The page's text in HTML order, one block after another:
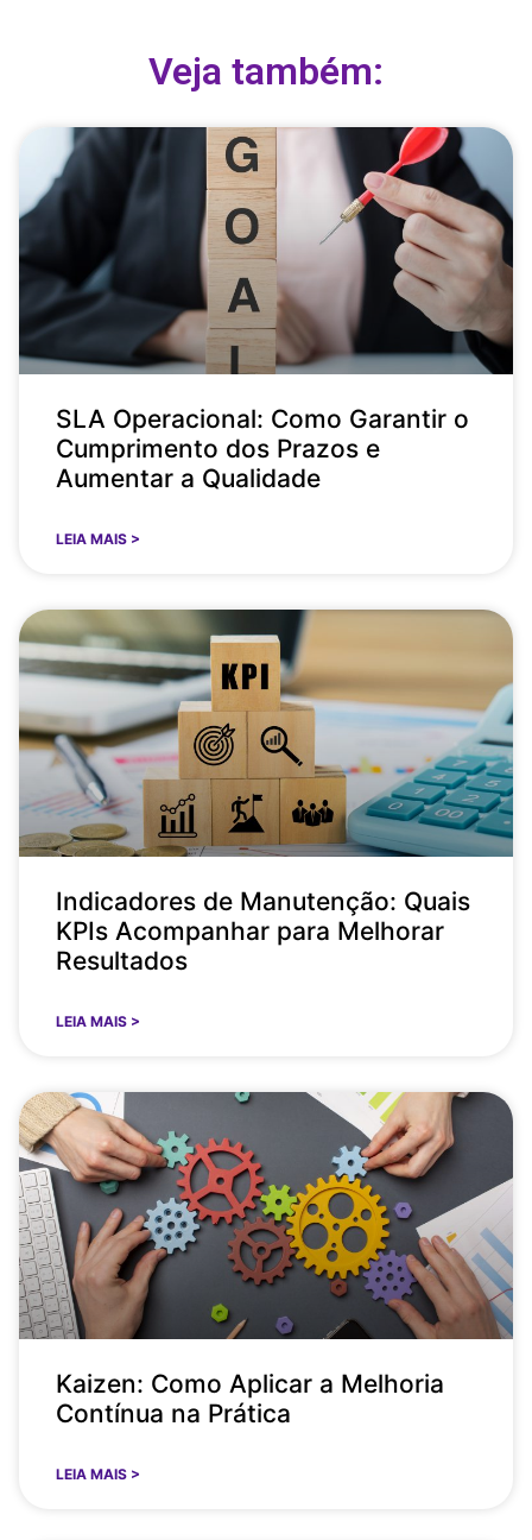
Veja também:
SLA Operacional: Como Garantir o
Cumprimento dos Prazos e
Aumentar a Qualidade
LEIA MAIS >
Indicadores de Manutenção: Quais
KPIs Acompanhar para Melhorar
Resultados
LEIA MAIS >
Kaizen: Como Aplicar a Melhoria
Contínua na Prática
LEIA MAIS >